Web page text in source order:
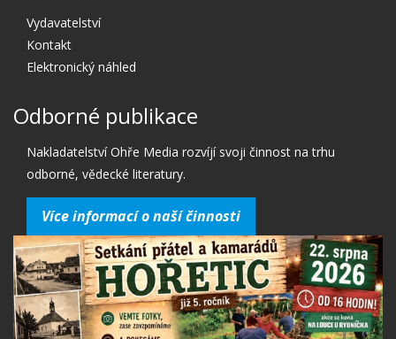
Vydavatelství
Kontakt
Elektronický náhled
Odborné publikace
Nakladatelství Ohře Media rozvíjí svoji činnost na trhu
odborné, vědecké literatury.
Více informací o naší činnosti